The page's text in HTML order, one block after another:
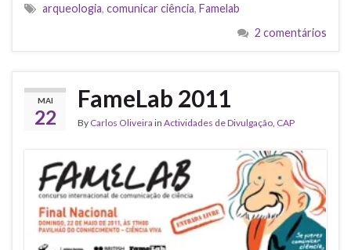
arqueologia, comunicar ciência, Famelab
2 comentários
MAI
22
FameLab 2011
By Carlos Oliveira in Actividades de Divulgação CAP